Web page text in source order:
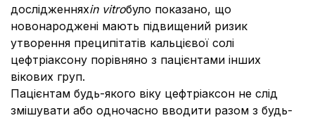
дослідженняхіn vitroбуло показано, що
новонароджені мають підвищений ризик
утворення преципітатів кальцієвої солі
цефтріаксону порівняно з пацієнтами інших
вікових груп.
Пацієнтам будь-якого віку цефтріаксон не слід
змішувати або одночасно вводити разом з будь-